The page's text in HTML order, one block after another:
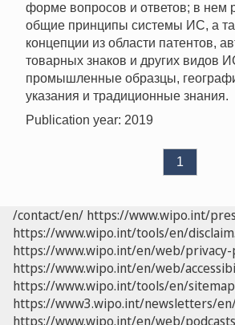
форме вопросов и ответов; в нем
общие принципы системы ИС, а
концепции из области патентов,
товарных знаков и других видов
промышленные образцы,
указания и традиционные знания.
Publication year: 2019
1
/contact/en/ https://www.wipo.int/
https://www.wipo.int/tools/en/
https://www.wipo.int/en/web/
https://www.wipo.int/en/web/
https://www.wipo.int/tools/en/
https://www3.wipo.int/newsletters/
https://www.wipo.int/en/web/